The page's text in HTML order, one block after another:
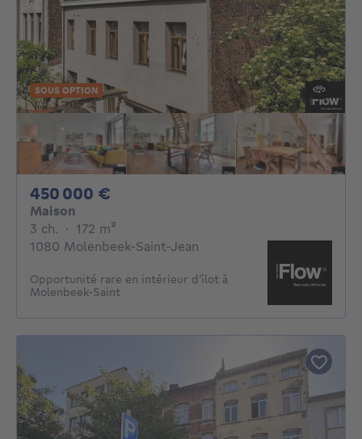
SOUS OPTION
450 000 €
Maison
3 ch. 3 chambres
· 172 m²
1080 Molenbeek-Saint-Jean
Opportunité rare en intérieur d’îlot à
Molenbeek-Saint